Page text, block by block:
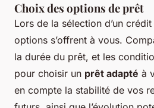
Choix des options de prêt
Lors de la sélection d’un
options s’offrent à vous.
la durée du prêt, et les
pour choisir un prêt adapté à
en compte la stabilité de vos